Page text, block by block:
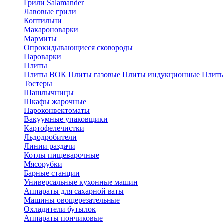
Грили Salamander
Лавовые грили
Коптильни
Макароноварки
Мармиты
Опрокидывающиеся сковороды
Пароварки
Плиты
Плиты ВОК Плиты газовые Плиты индукционные
Тостеры
Шашлычницы
Шкафы жарочные
Пароконвектоматы
Вакуумные упаковщики
Картофелечистки
Льдодробители
Линии раздачи
Котлы пищеварочные
Мясорубки
Барные станции
Универсальные кухонные машин
Аппараты для сахарной ваты
Машины овощерезательные
Охладители бутылок
Аппараты пончиковые